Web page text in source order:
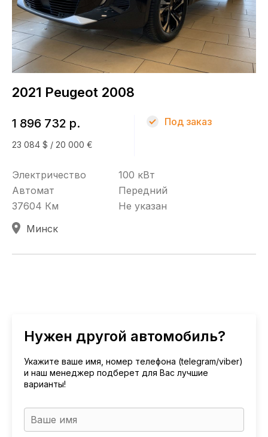
Автомат
Привод
Передний
2021 Peugeot 2008
Электричество
100 кВт
Автомат
Передний
37604 Км
Не указан
Минск
1 896 732 р.
23 084 $ / 20 000 €
Под заказ
Нужен другой автомобиль?
Укажите ваше имя, номер телефона (telegram/viber)
и наш менеджер подберет для Вас лучшие
варианты!